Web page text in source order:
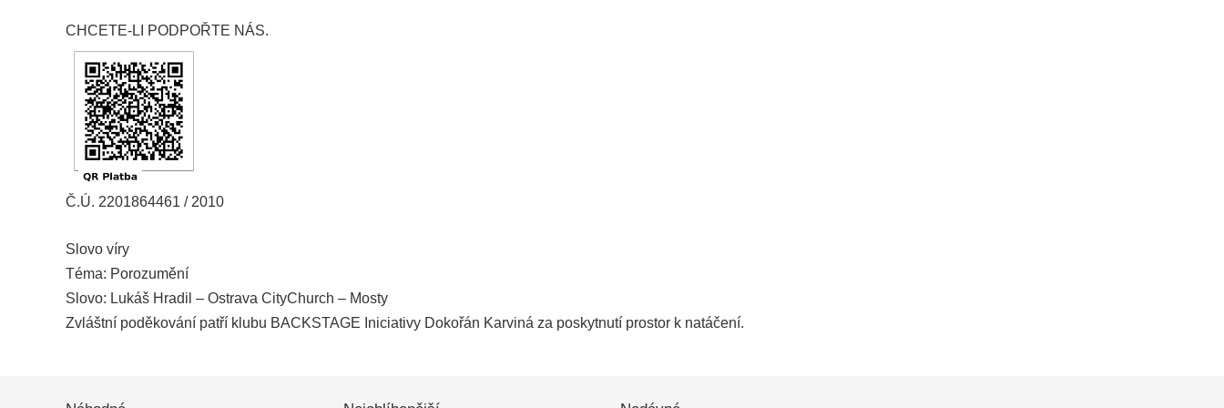
CHCETE-LI PODPOŘTE NÁS.
Č.Ú. 2201864461 / 2010
Slovo víry
Téma: Porozumění
Slovo: Lukáš Hradil – Ostrava CityChurch – Mosty
Zvláštní poděkování patří klubu BACKSTAGE Iniciativy Dokořán Karviná za poskytnutí prostor k natáčení.